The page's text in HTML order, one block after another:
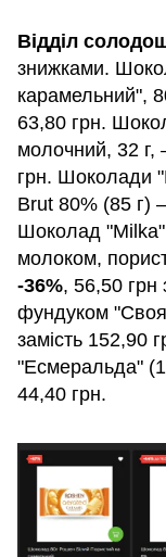
Відділ
знижками.
карамельний",
63,80 грн.
молочний, 32
грн. Шоколади
Brut 80% (85 г)
Шоколад "Milka"
молоком,
-36%, 56,50 грн
фундуком
замість 152,90
"Есмеральда"
44,40 грн.